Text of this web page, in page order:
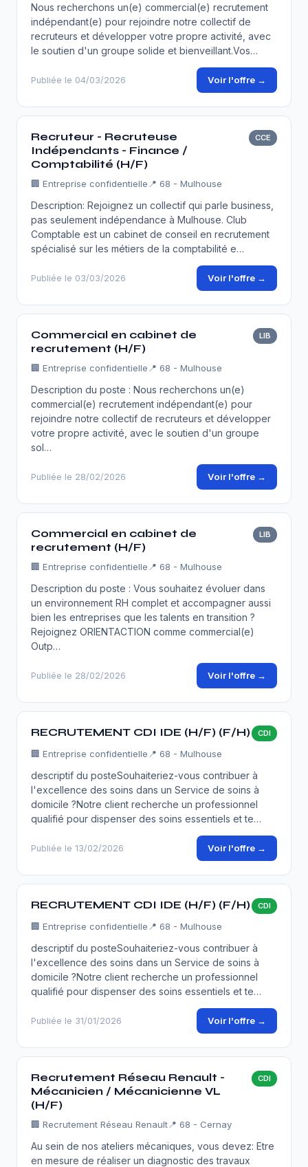
Nous recherchons un(e) commercial(e) recrutement
indépendant(e) pour rejoindre notre collectif de
recruteurs et développer votre propre activité, avec
le soutien d'un groupe solide et bienveillant.Vos…
Publiée le 04/03/2026 Voir l'offre →
Recruteur - Recruteuse
Indépendants - Finance /
Comptabilité (H/F)
CCE
🏢 Entreprise confidentielle 📍 68 - Mulhouse
Description: Rejoignez un collectif qui parle business,
pas seulement indépendance à Mulhouse. Club
Comptable est un cabinet de conseil en recrutement
spécialisé sur les métiers de la comptabilité e…
Publiée le 03/03/2026 Voir l'offre →
Commercial en cabinet de
recrutement (H/F)
LIB
🏢 Entreprise confidentielle 📍 68 - Mulhouse
Description du poste : Nous recherchons un(e)
commercial(e) recrutement indépendant(e) pour
rejoindre notre collectif de recruteurs et développer
votre propre activité, avec le soutien d'un groupe
sol…
Publiée le 28/02/2026 Voir l'offre →
Commercial en cabinet de
recrutement (H/F)
LIB
🏢 Entreprise confidentielle 📍 68 - Mulhouse
Description du poste : Vous souhaitez évoluer dans
un environnement RH complet et accompagner aussi
bien les entreprises que les talents en transition ?
Rejoignez ORIENTACTION comme commercial(e)
Outp…
Publiée le 28/02/2026 Voir l'offre →
RECRUTEMENT CDI IDE (H/F) (F/H) CDI
🏢 Entreprise confidentielle 📍 68 - Mulhouse
descriptif du posteSouhaiteriez-vous contribuer à
l'excellence des soins dans un Service de soins à
domicile ?Notre client recherche un professionnel
qualifié pour dispenser des soins essentiels et te…
Publiée le 13/02/2026 Voir l'offre →
RECRUTEMENT CDI IDE (H/F) (F/H) CDI
🏢 Entreprise confidentielle 📍 68 - Mulhouse
descriptif du posteSouhaiteriez-vous contribuer à
l'excellence des soins dans un Service de soins à
domicile ?Notre client recherche un professionnel
qualifié pour dispenser des soins essentiels et te…
Publiée le 31/01/2026 Voir l'offre →
Recrutement Réseau Renault -
Mécanicien / Mécanicienne VL
(H/F)
CDI
🏢 Recrutement Réseau Renault📍 68 - Cernay
Au sein de nos ateliers mécaniques, vous devez: Etre
en mesure de réaliser un diagnostic des travaux